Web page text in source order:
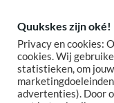
content
✓ Sinds 2015 jouw
Quukskes zijn oké!
Privacy en cookies:
cookies. Wij
statistieken, om
advertenties). Door